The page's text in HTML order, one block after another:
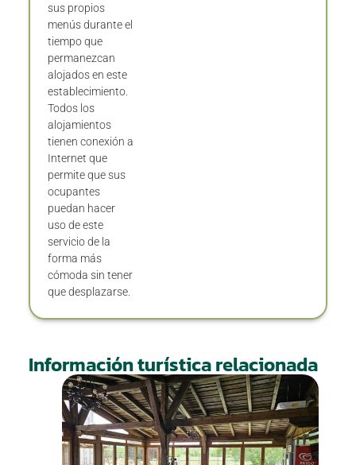
sus propios
menús durante el
tiempo que
permanezcan
alojados en este
establecimiento.
Todos los
alojamientos
tienen conexión a
Internet que
permite que sus
ocupantes
puedan hacer
uso de este
servicio de la
forma más
cómoda sin tener
que desplazarse.
Información turística relacionada